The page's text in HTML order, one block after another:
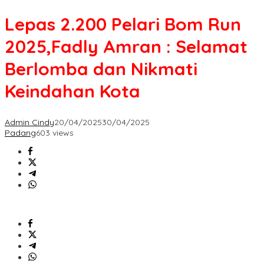
Lepas 2.200 Pelari Bom Run
2025,Fadly Amran : Selamat
Berlomba dan Nikmati
Keindahan Kota
Admin Cindy20/04/202530/04/2025
Padang603 views